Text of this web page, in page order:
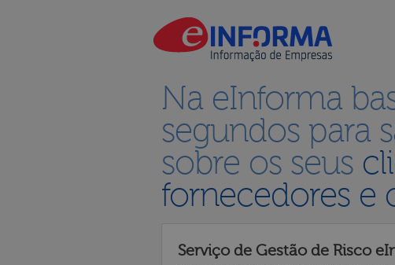
Na eInforma
segundos para
sobre os seus
fornecedores e
Serviço de Gestão de Risco